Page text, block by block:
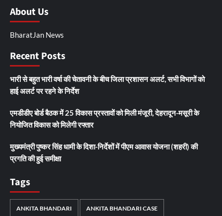
About Us
BharatJan News
Recent Posts
भारी से बहुत भारी वर्षा की चेतावनी के बीच जिला प्रशासन अलर्ट, सभी विभागों को
हाई अलर्ट पर रहने के निर्देश
एमडीडीए बोर्ड बैठक में 25 विकास प्रस्तावों को मिली मंजूरी, देहरादून-मसूरी के
नियोजित विकास को मिलेगी रफ्तार
मुख्यमंत्री पुष्कर सिंह धामी के दिशा-निर्देशों में पीएम आवास योजना (शहरी) की
प्रगति की हुई समीक्षा
Tags
ANKITA BHANDARI ANKITA BHANDARI CASE